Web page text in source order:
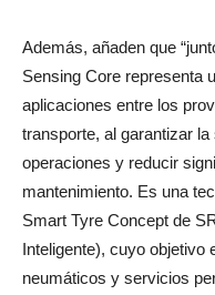
Además, añaden que
Sensing Core representa
aplicaciones entre los
transporte, al garantizar
operaciones y reducir
mantenimiento. Es una
Smart Tyre Concept de
Inteligente), cuyo objetivo
neumáticos y servicios